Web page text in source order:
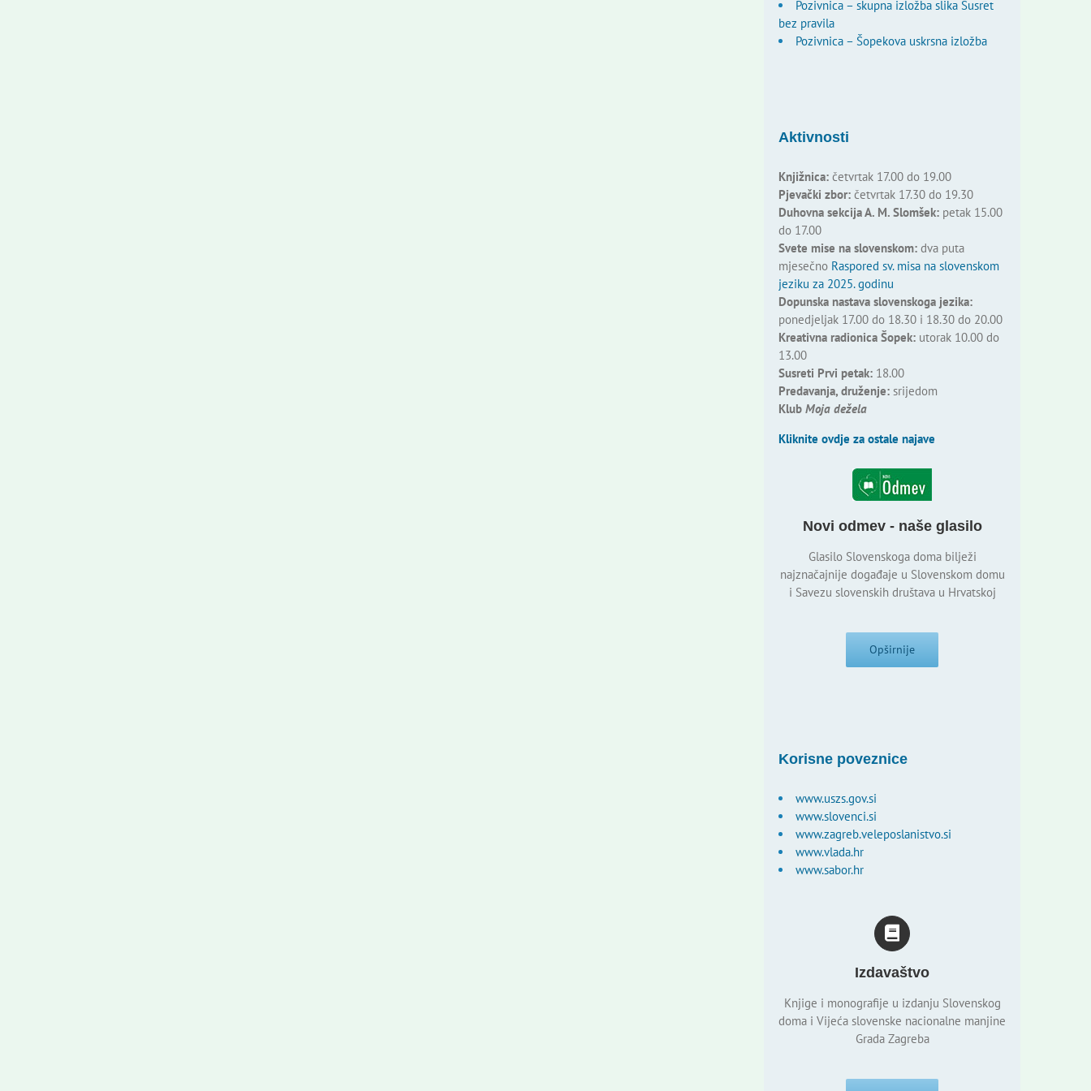
Pozivnica – skupna izložba slika Susret
bez pravila
Pozivnica – Šopekova uskrsna izložba
Aktivnosti
Knjižnica:četvrtak 17.00 do 19.00
Pjevački zbor:četvrtak 17.30 do 19.30
Duhovna sekcija A. M. Slomšek:petak 15.00
do 17.00
Svete mise na slovenskom:dva puta
mjesečno Raspored sv. misa na slovenskom
jeziku za 2025. godinu
Dopunska nastava slovenskoga jezika:
ponedjeljak 17.00 do 18.30 i 18.30 do 20.00
Kreativna radionica Šopek:utorak 10.00 do
13.00
Susreti Prvi petak:18.00
Predavanja, druženje:srijedom
Klub Moja dežela
Kliknite ovdje za ostale najave
Novi odmev - naše glasilo
Glasilo Slovenskoga doma bilježi
najznačajnije događaje u Slovenskom domu
i Savezu slovenskih društava u Hrvatskoj
Opširnije
Korisne poveznice
www.uszs.gov.si
www.slovenci.si
www.zagreb.veleposlanistvo.si
www.vlada.hr
www.sabor.hr
Izdavaštvo
Knjige i monografije u izdanju Slovenskog
doma i Vijeća slovenske nacionalne manjine
Grada Zagreba